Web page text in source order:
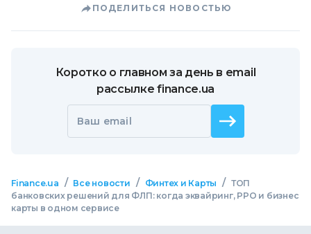
ПОДЕЛИТЬСЯ НОВОСТЬЮ
Коротко о главном за день в email
рассылке finance.ua
Ваш email
Finance.ua / Все новости / Финтех и Карты / ТОП
банковских решений для ФЛП: когда эквайринг, РРО и бизнес
карты в одном сервисе